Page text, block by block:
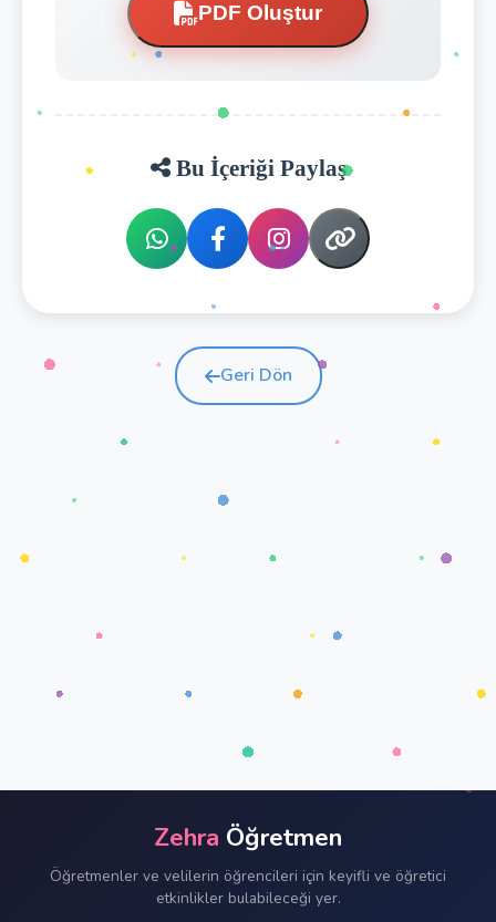
PDF Oluştur
Bu İçeriği Paylaş
Geri Dön
Zehra Öğretmen
Öğretmenler ve velilerin öğrencileri için keyifli ve öğretici
etkinlikler bulabileceği yer.